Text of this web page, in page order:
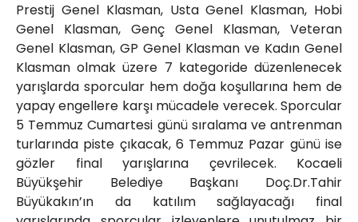
Prestij Genel Klasman, Usta Genel Klasman, Hobi
Genel Klasman, Genç Genel Klasman, Veteran
Genel Klasman, GP Genel Klasman ve Kadın Genel
Klasman olmak üzere 7 kategoride düzenlenecek
yarışlarda sporcular hem doğa koşullarına hem de
yapay engellere karşı mücadele verecek. Sporcular
5 Temmuz Cumartesi günü sıralama ve antrenman
turlarında piste çıkacak, 6 Temmuz Pazar günü ise
gözler final yarışlarına çevrilecek. Kocaeli
Büyükşehir Belediye Başkanı Doç.Dr.Tahir
Büyükakın’ın da katılım sağlayacağı final